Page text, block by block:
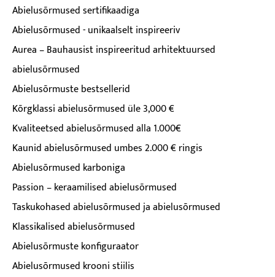
Abielusõrmused sertifikaadiga
Abielusõrmused - unikaalselt inspireeriv
Aurea – Bauhausist inspireeritud arhitektuursed
abielusõrmused
Abielusõrmuste bestsellerid
Kõrgklassi abielusõrmused üle 3,000 €
Kvaliteetsed abielusõrmused alla 1.000€
Kaunid abielusõrmused umbes 2.000 € ringis
Abielusõrmused karboniga
Passion – keraamilised abielusõrmused
Taskukohased abielusõrmused ja abielusõrmused
Klassikalised abielusõrmused
Abielusõrmuste konfiguraator
Abielusõrmused krooni stiilis